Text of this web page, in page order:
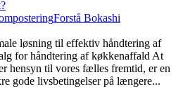
Forstå Bokashi
løsning til effektiv håndtering af
for håndtering af køkkenaffald At
hensyn til vores fælles fremtid, er en
gode livsbetingelser på længere...